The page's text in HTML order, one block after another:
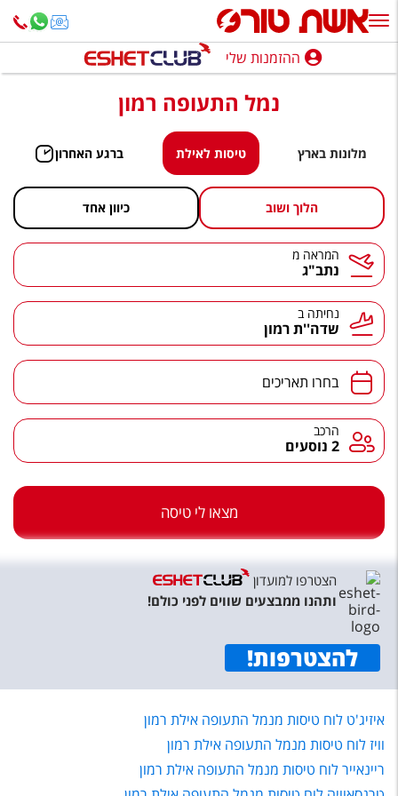
ההזמנות שלי
חופשה לפי סגנון
מלונות באילת
טיולים מאורגנים
סגנונות טיול
חבילות נופש
הרגע האחרון
טיסות לחו"ל
מלונות בחו"ל
שירות לקוחות
תקנון
עקבו אחרינו
ההזמנות שלי
נמל התעופה רמון
מלונות בארץ טיסות לאילת ברגע האחרון
הלוך ושוב כיוון אחד
המראה המראה מ
נתב"ג
נחיתה נחיתה ב
שדה''ת רמון
תאריכים בחרו תאריכים
הרכב הרכב
2 נוסעים
מצאו לי טיסה
הצטרפו למועדון
ותהנו ממבצעים שווים לפני כולם!
להצטרפות!
איזיג'ט לוח טיסות מנמל התעופה אילת רמון
וויז לוח טיסות מנמל התעופה אילת רמון
ריינאייר לוח טיסות מנמל התעופה אילת רמון